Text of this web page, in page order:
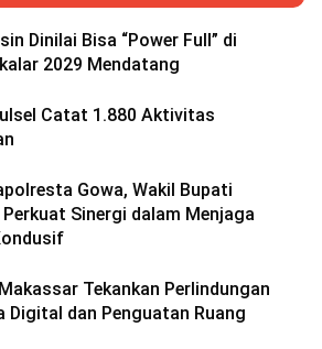
Dinilai Bisa “Power Full” di
2029 Mendatang
Catat 1.880 Aktivitas
Gowa, Wakil Bupati
Sinergi dalam Menjaga
Tekankan Perlindungan
Digital dan Penguatan Ruang